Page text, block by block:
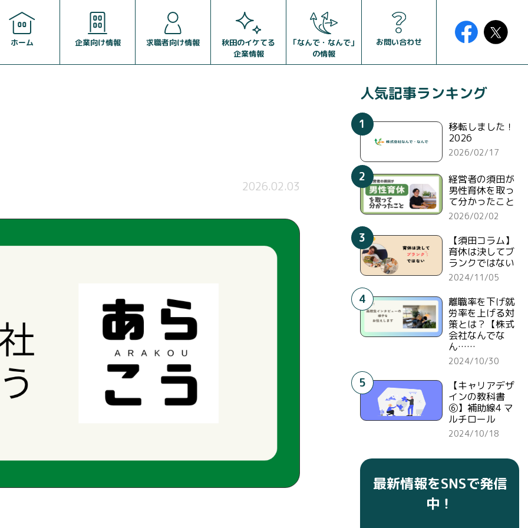
ホーム 企業向け情報 求職者向け情報
秋田のイケてる
企業情報
「なんで・なんで」
の情報
お問い合わせ
2026.02.03
人気記事ランキング
1
移転しました！
2026
2026/02/17
2
経営者の須田が
男性育休を取っ
て分かったこと
2026/02/02
3
【須田コラム】
育休は決してブ
ランクではない
2024/11/05
4
離職率を下げ就
労率を上げる対
策とは？【株式
会社なんでな
ん……
2024/10/30
5
【キャリアデザ
インの教科書
⑥】補助線4 マ
ルチロール
2024/10/18
最新情報をSNSで発信
中！